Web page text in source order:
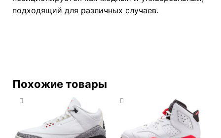
подходящий для различных случаев.
Похожие товары